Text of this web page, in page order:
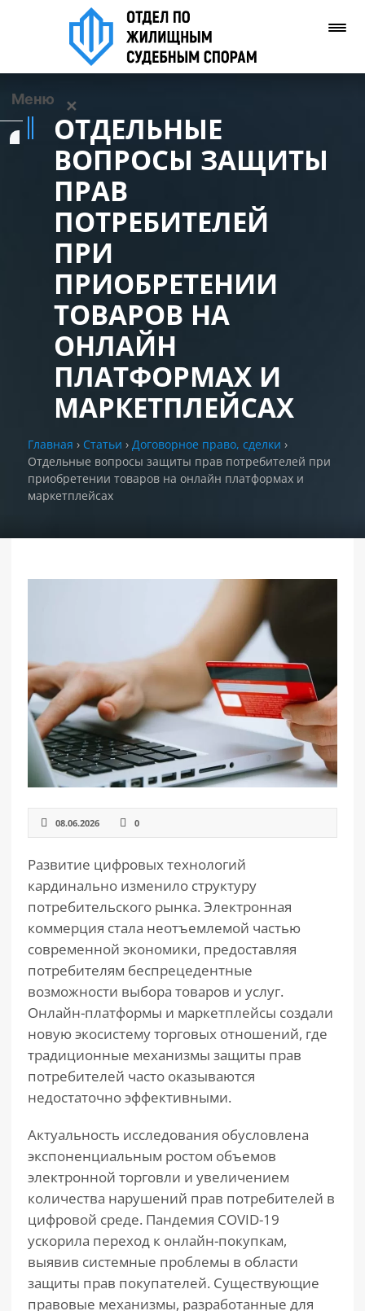
Меню ✕
Задать вопрос
Позвонить нам
РАЗДЕЛЫ
САЙТА
ОТДЕЛЬНЫЕ
ВОПРОСЫ ЗАЩИТЫ
ПРАВ
ПОТРЕБИТЕЛЕЙ
ПРИ
ПРИОБРЕТЕНИИ
ТОВАРОВ НА
ОНЛАЙН
ПЛАТФОРМАХ И
МАРКЕТПЛЕЙСАХ
Главная › Статьи › Договорное право, сделки ›
Отдельные вопросы защиты прав потребителей при
приобретении товаров на онлайн платформах и
маркетплейсах
08.06.2026 0
Развитие цифровых технологий
кардинально изменило структуру
потребительского рынка. Электронная
коммерция стала неотъемлемой частью
современной экономики, предоставляя
потребителям беспрецедентные
возможности выбора товаров и услуг.
Онлайн-платформы и маркетплейсы создали
новую экосистему торговых отношений, где
традиционные механизмы защиты прав
потребителей часто оказываются
недостаточно эффективными.
Актуальность исследования обусловлена
экспоненциальным ростом объемов
электронной торговли и увеличением
количества нарушений прав потребителей в
цифровой среде. Пандемия COVID-19
ускорила переход к онлайн-покупкам,
выявив системные проблемы в области
защиты прав покупателей. Существующие
правовые механизмы, разработанные для